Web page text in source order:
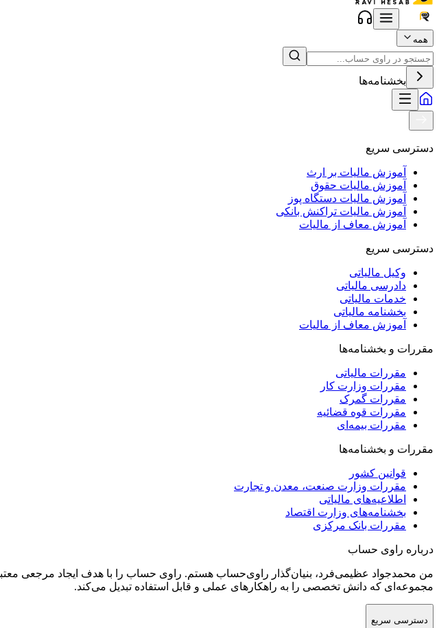
همه
بخشنامه‌ها
دسترسی سریع
آموزش مالیات بر ارث
آموزش مالیات حقوق
آموزش مالیات دستگاه پوز
آموزش مالیات تراکنش بانکی
آموزش معاف از مالیات
دسترسی سریع
وکیل مالیاتی
دادرسی مالیاتی
خدمات مالیاتی
بخشنامه مالیاتی
آموزش معاف از مالیات
مقررات و بخشنامه‌ها
مقررات مالیاتی
مقررات وزارت کار
مقررات گمرک
مقررات قوه قضائیه
مقررات بیمه‌ای
مقررات و بخشنامه‌ها
قوانین کشور
مقررات وزارت صنعت، معدن و تجارت
اطلاعیه‌های مالیاتی
بخشنامه‌های وزارت اقتصاد
مقررات بانک مرکزی
درباره راوی حساب
من محمدجواد عظیمی‌فرد، بنیان‌گذار راوی‌حساب هستم. راوی‌ حساب را با هدف ایجاد مرجعی
مجموعه‌ای که دانش تخصصی را به راهکارهای عملی و قابل استفاده تبدیل می‌کند.
دسترسی سریع